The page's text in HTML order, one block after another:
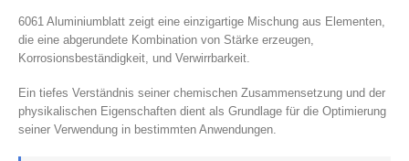
6061 Aluminiumblatt zeigt eine einzigartige Mischung aus Elementen,
die eine abgerundete Kombination von Stärke erzeugen,
Korrosionsbeständigkeit, und Verwirrbarkeit.
Ein tiefes Verständnis seiner chemischen Zusammensetzung und der
physikalischen Eigenschaften dient als Grundlage für die Optimierung
seiner Verwendung in bestimmten Anwendungen.